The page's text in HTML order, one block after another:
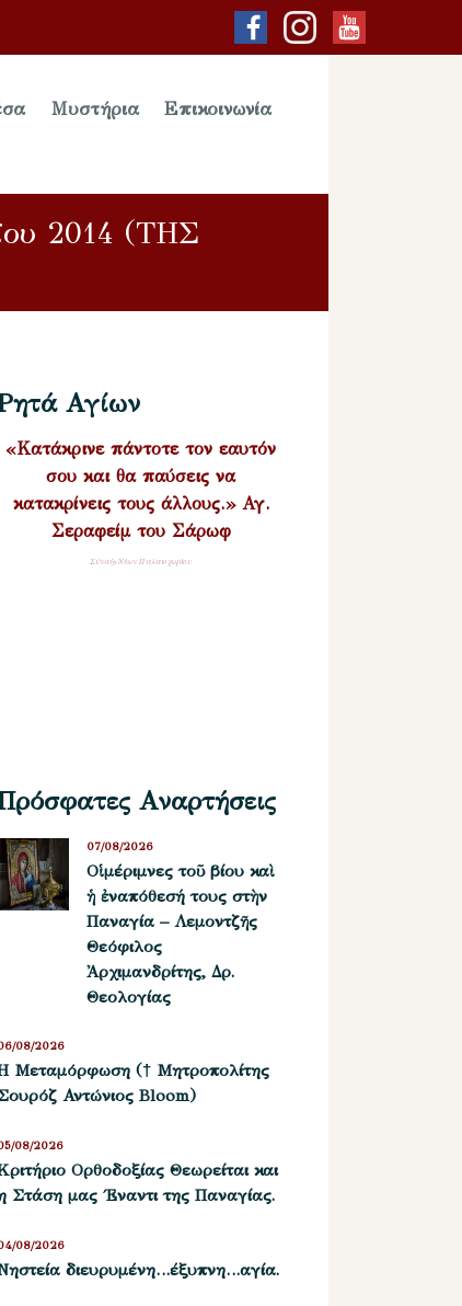
Μυστήρια Επικοινωνία
2014 (ΤΗΣ
Αγίων
«Κατάκρινε πάντοτε τον εαυτόν
σου και θα παύσεις να
κατακρίνεις τους άλλους.» Αγ.
Σεραφείμ του Σάρωφ
Σύναξη Νέων Παλαιοχωρίου
Αναρτήσεις
Οἱ μέριμνες τοῦ βίου καὶ
ἡ ἐναπόθεσή τους στὴν
Παναγία – Λεμοντζῆς
Θεόφιλος
Ἀρχιμανδρίτης, Δρ.
Θεολογίας
07/08/2026
Μεταμόρφωση († Μητροπολίτης
Αντώνιος Bloom)
08/2026
Oρθοδοξίας Θεωρείται και
Στάση μας ΄Εναντι της Παναγίας.
08/2026
διευρυμένη…έξυπνη…αγία.
08/2026